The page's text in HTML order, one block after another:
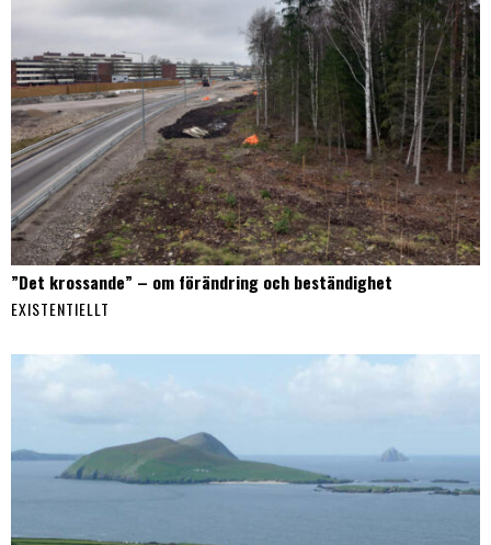
”Det krossande” – om förändring och beständighet
EXISTENTIELLT